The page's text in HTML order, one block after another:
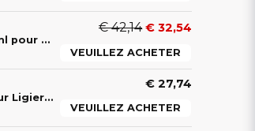
Colle bi-composant ultra-forte 50 ml pour plastiques et carrosseries de voitures sans permis
€ 42,14€ 32,54
VEUILLEZ ACHETER
Sortie d’échappement chromée pour Ligier JS50, JS50L & JS60 version 2/3 Sport Ultimate
€ 27,74
VEUILLEZ ACHETER